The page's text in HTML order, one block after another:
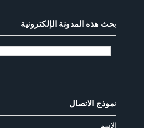
بحث هذه المدونة الإلكترونية
نموذج الاتصال
الاسم